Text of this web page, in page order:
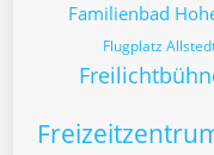
Familienbad
Flugplatz